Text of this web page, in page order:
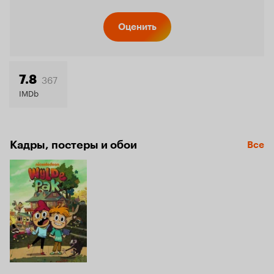
Оценить
7.8 367
IMDb
Кадры, постеры и обои Все